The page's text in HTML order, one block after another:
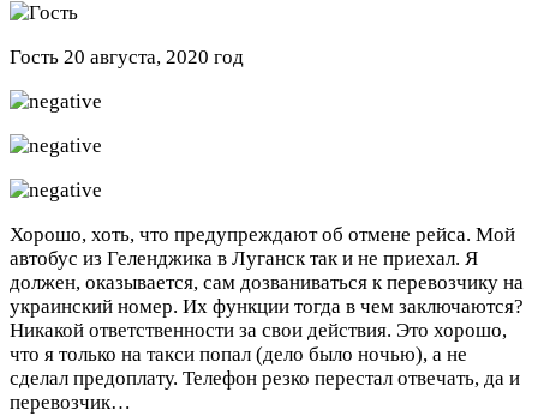
Гость 20 августа, 2020 год
Хорошо, хоть, что предупреждают об отмене рейса. Мой
автобус из Геленджика в Луганск так и не приехал. Я
должен, оказывается, сам дозваниваться к перевозчику на
украинский номер. Их функции тогда в чем заключаются?
Никакой ответственности за свои действия. Это хорошо,
что я только на такси попал (дело было ночью), а не
сделал предоплату. Телефон резко перестал отвечать, да и
перевозчик…